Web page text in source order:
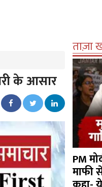
के आसार
ताज़ा
PM
माफी